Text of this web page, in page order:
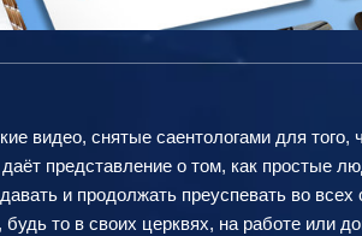
видео, снятые саентологами для
представление о том, как простые
и продолжать преуспевать во
то в своих церквях, на работе или